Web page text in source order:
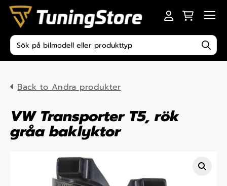
Skip to content
Produktsökning
Back to Andra produkter
VW Transporter T5, rök
gråa baklyktor